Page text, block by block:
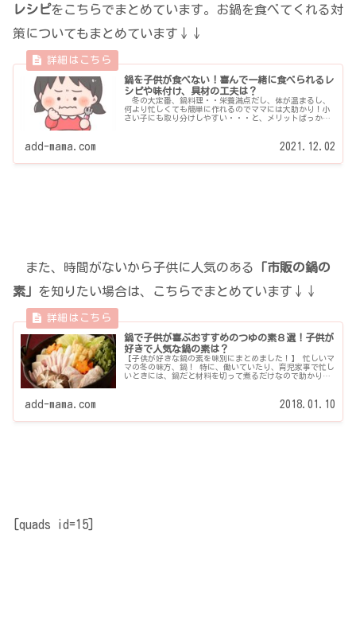
レシピをこちらでまとめています。お鍋を食べてくれる対
策についてもまとめています↓↓
鍋を子供が食べない！喜んで一緒に食べられるレ
シピや味付け、具材の工夫は？
冬の大定番、鍋料理・・栄養満点だし、体が温まるし、
何より忙しくても簡単に作れるのでママには大助かり！小
さい子にも取り分けしやすい・・・と、メリットばっかり
ばかりをジャンル別に並べました。味付けや具材の工夫に
add-mama.com 2021.12.02
また、時間がないから子供に人気のある
「市販の鍋の
素」 を知りたい場合は、こちらでまとめています↓↓
鍋で子供が喜ぶおすすめのつゆの素８選！子供が
好きで人気な鍋の素は？
【子供が好きな鍋の素を味別にまとめました！】 忙しいマ
マの冬の味方、鍋！ 特に、働いていたり、育児家事で忙し
いときには、鍋だと材料を切って煮るだけなので助かりま
喜んで食べてくれるもの、おすすめ鍋の素をお伝えしま
す！ 栄養たっぷりの鍋を家族みんなでいただきましょう！
add-mama.com 2018.01.10
[quads id=15]